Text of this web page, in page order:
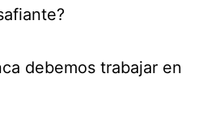
debemos trabajar en